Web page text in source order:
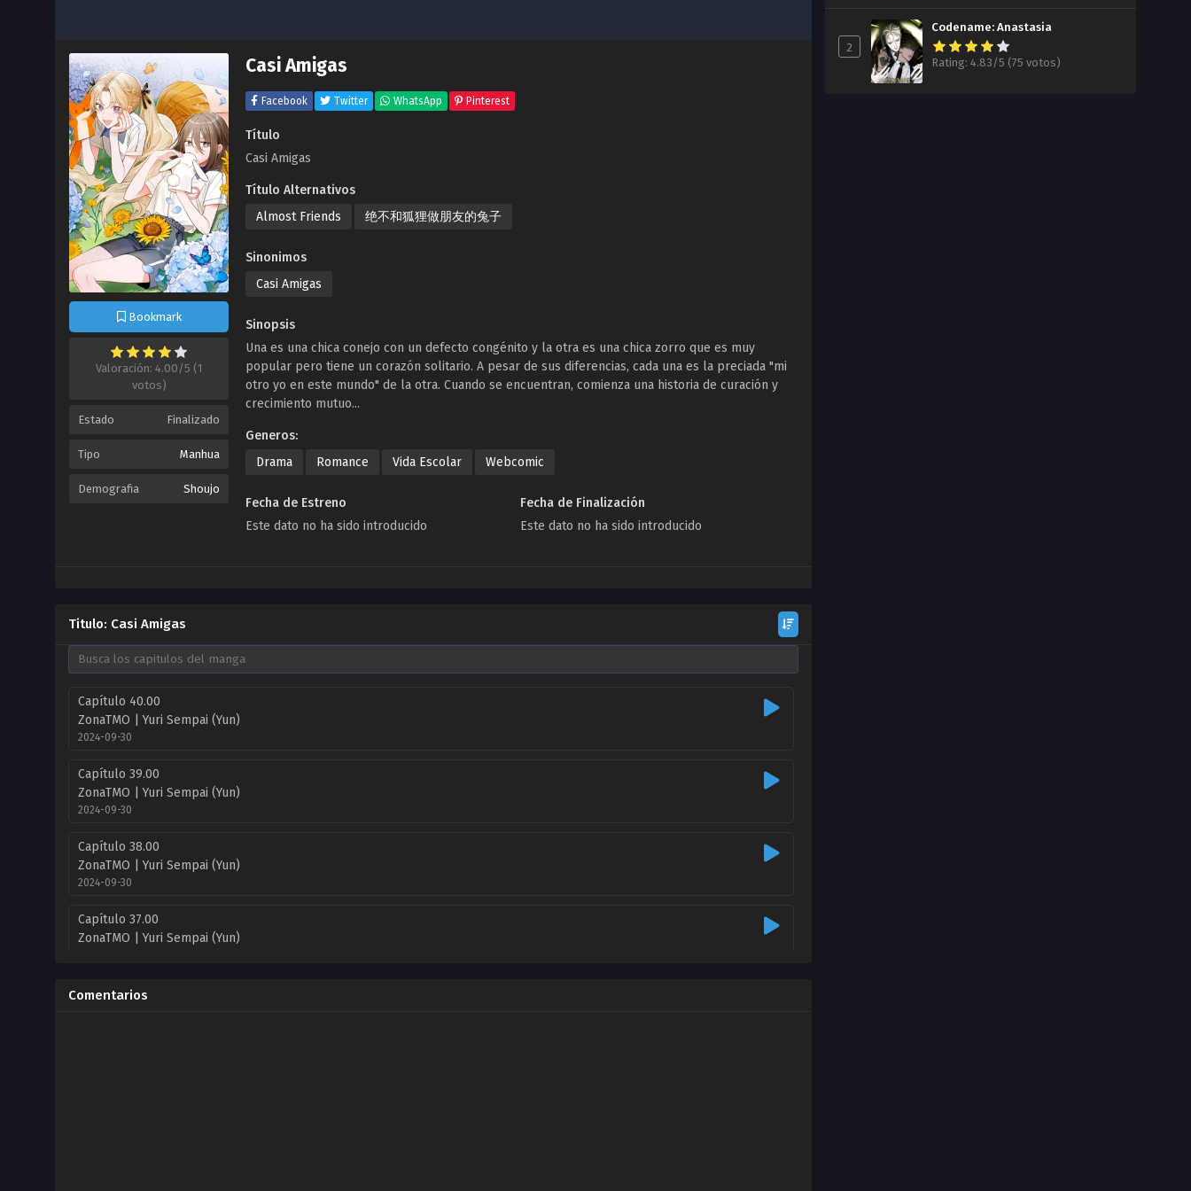
Bookmark
Valoración: 4.00/5 (1
votos)
Estado Finalizado
Tipo Manhua
Demografia Shoujo
Casi Amigas
Facebook Twitter WhatsApp Pinterest
Título
Casi Amigas
Título Alternativos
Almost Friends
绝不和狐狸做朋友的兔子
Sinonimos
Casi Amigas
Sinopsis
Una es una chica conejo con un defecto congénito y la otra es una chica zorro que es muy
popular pero tiene un corazón solitario. A pesar de sus diferencias, cada una es la preciada "mi
otro yo en este mundo" de la otra. Cuando se encuentran, comienza una historia de curación y
crecimiento mutuo...
Generos:
Drama
Romance Vida Escolar Webcomic
Fecha de Estreno
Este dato no ha sido introducido
Fecha de Finalización
Este dato no ha sido introducido
Titulo: Casi Amigas
Capítulo 40.00
ZonaTMO | Yuri Sempai (Yun)
2024-09-30
Capítulo 39.00
ZonaTMO | Yuri Sempai (Yun)
2024-09-30
Capítulo 38.00
ZonaTMO | Yuri Sempai (Yun)
2024-09-30
Capítulo 37.00
ZonaTMO | Yuri Sempai (Yun)
Capítulo 36.00
ZonaTMO | Yuri Sempai (Yun)
Comentarios
2
Codename: Anastasia
Rating: 4.83/5 (75 votos)